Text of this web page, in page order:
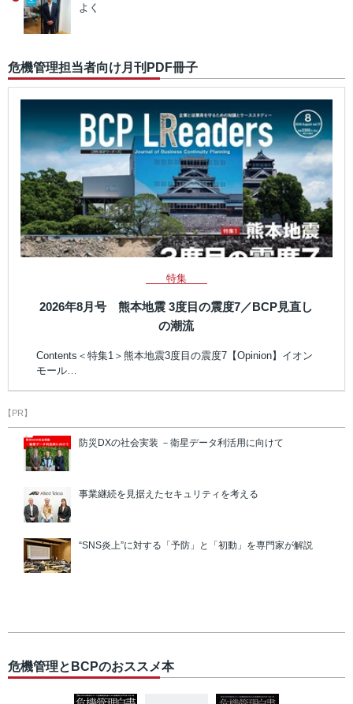
よく
危機管理担当者向け月刊PDF冊子
特集
2026年8月号 熊本地震 3度目の震度7／BCP見直し
の潮流
Contents＜特集1＞熊本地震3度目の震度7【Opinion】イオン
モール…
【PR】
防災DXの社会実装 －衛星データ利活用に向けて
事業継続を見据えたセキュリティを考える
“SNS炎上”に対する「予防」と「初動」を専門家が解説
危機管理とBCPのおススメ本